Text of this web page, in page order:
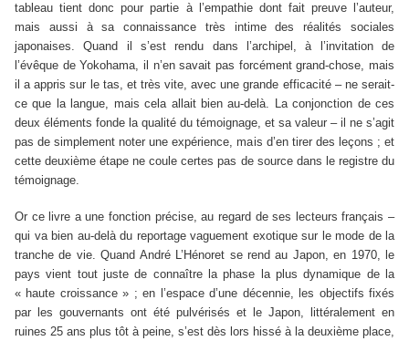
tableau tient donc pour partie à l’empathie dont fait preuve l’auteur,
mais aussi à sa connaissance très intime des réalités sociales
japonaises. Quand il s’est rendu dans l’archipel, à l’invitation de
l’évêque de Yokohama, il n’en savait pas forcément grand-chose, mais
il a appris sur le tas, et très vite, avec une grande efficacité – ne serait-
ce que la langue, mais cela allait bien au-delà. La conjonction de ces
deux éléments fonde la qualité du témoignage, et sa valeur – il ne s’agit
pas de simplement noter une expérience, mais d’en tirer des leçons ; et
cette deuxième étape ne coule certes pas de source dans le registre du
témoignage.
Or ce livre a une fonction précise, au regard de ses lecteurs français –
qui va bien au-delà du reportage vaguement exotique sur le mode de la
tranche de vie.Quand André L’Hénoret se rend au Japon, en 1970, le
pays vient tout juste de connaître la phase la plus dynamique de la
« haute croissance » ; en l’espace d’une décennie, les objectifs fixés
par les gouvernants ont été pulvérisés et le Japon, littéralement en
ruines 25 ans plus tôt à peine, s’est dès lors hissé à la deuxième place,